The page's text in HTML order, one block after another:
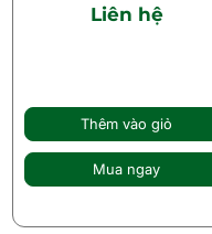
(250ml)
Liên hệ
Thêm vào giỏ
Mua ngay